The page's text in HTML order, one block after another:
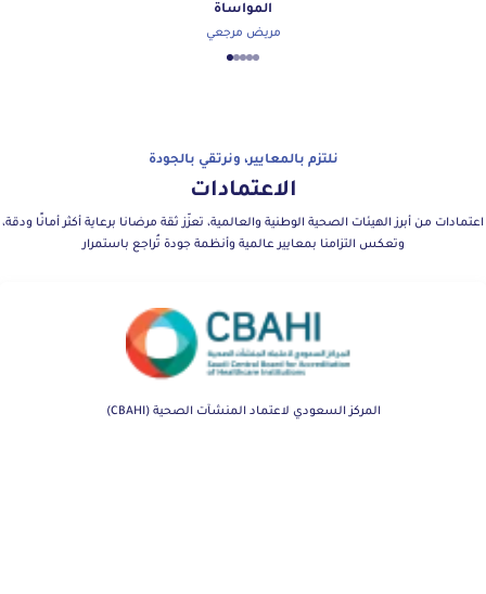
المواساة
مريض مرجعي
نلتزم بالمعايير، ونرتقي بالجودة
الاعتمادات
اعتمادات من أبرز الهيئات الصحية الوطنية والعالمية، تعزّز ثقة مرضانا برعاية أكثر أمانًا ودقة،
وتعكس التزامنا بمعايير عالمية وأنظمة جودة تُراجع باستمرار
المركز السعودي لاعتماد المنشآت الصحية (CBAHI)